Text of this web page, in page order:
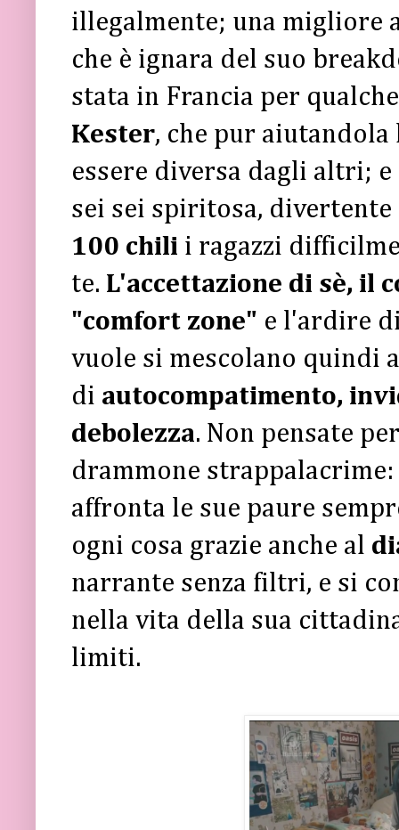
illegalmente; una migliore
che è ignara del suo
stata in Francia per
Kester, che pur
essere diversa dagli altri;
sei sei spiritosa,
100 chili i ragazzi
te. L'accettazione di sè, il
"comfort zone" e l'ardire
vuole si mescolano quindi
di autocompatimento,
debolezza. Non pensate
drammone
affronta le sue paure
ogni cosa grazie anche al
narrante senza filtri, e si
nella vita della sua
limiti.